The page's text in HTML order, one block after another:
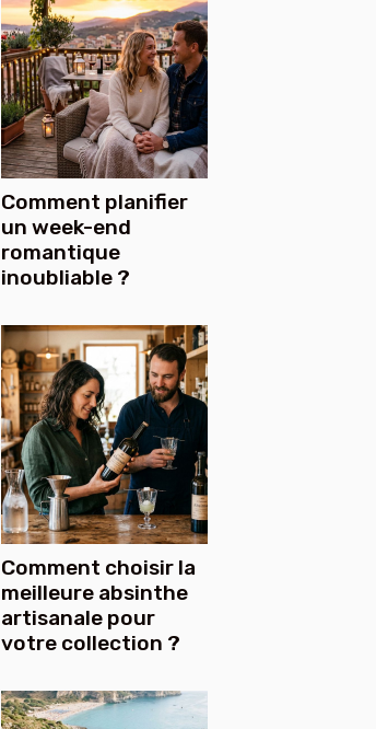
Comment planifier
un week-end
romantique
inoubliable ?
Comment choisir la
meilleure absinthe
artisanale pour
votre collection ?